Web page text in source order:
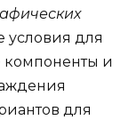
условия для
компоненты и
для